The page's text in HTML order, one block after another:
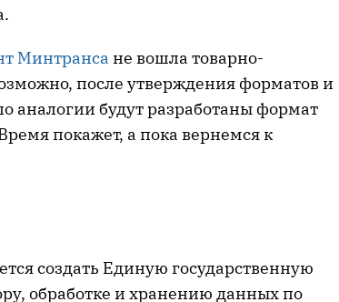
Минтранса не вошла товарно-
после утверждения форматов и
аналогии будут разработаны формат
покажет, а пока вернемся к
создать Единую государственную
обработке и хранению данных по